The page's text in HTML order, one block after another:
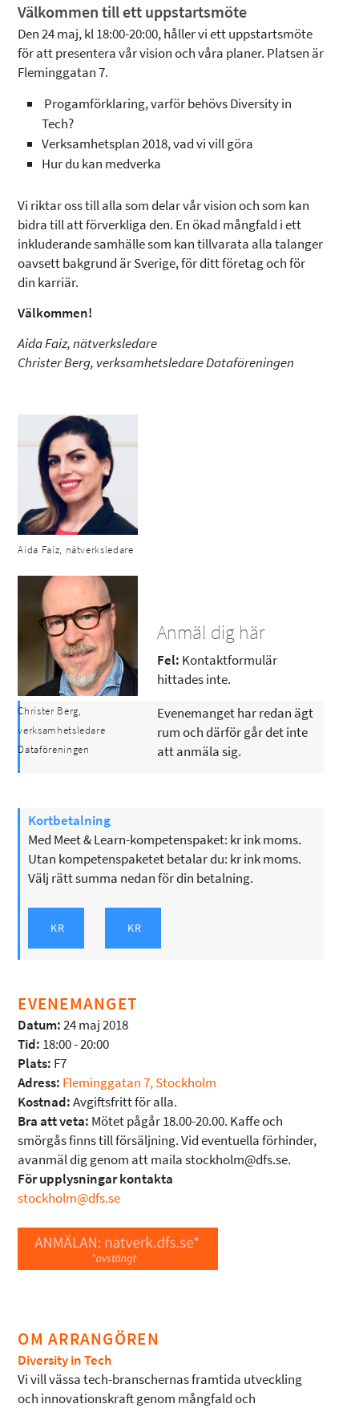
Välkommen till ett uppstartsmöte
Den 24 maj, kl 18:00-20:00, håller vi ett uppstartsmöte
för att presentera vår vision och våra planer. Platsen är
Fleminggatan 7.
Progamförklaring, varför behövs Diversity in
Tech?
Verksamhetsplan 2018, vad vi vill göra
Hur du kan medverka
Vi riktar oss till alla som delar vår vision och som kan
bidra till att förverkliga den. En ökad mångfald i ett
inkluderande samhälle som kan tillvarata alla talanger
oavsett bakgrund är Sverige, för ditt företag och för
din karriär.
Välkommen!
Aida Faiz, nätverksledare
Christer Berg, verksamhetsledare Dataföreningen
Aida Faiz, nätverksledare
Christer Berg,
verksamhetsledare
Dataföreningen
Anmäl dig här
Fel: Kontaktformulär
hittades inte.
Evenemanget har redan ägt
rum och därför går det inte
att anmäla sig.
Kortbetalning
Med Meet & Learn-kompetenspaket: kr ink moms.
Utan kompetenspaketet betalar du: kr ink moms.
Välj rätt summa nedan för din betalning.
EVENEMANGET
Datum:24 maj 2018
Tid: 18:00 - 20:00
Plats: F7
Adress: Fleminggatan 7, Stockholm
Kostnad:Avgiftsfritt för alla.
Bra att veta: Mötet pågår 18.00-20.00. Kaffe och
smörgås finns till försäljning. Vid eventuella förhinder,
avanmäl dig genom att maila stockholm@dfs.se.
För upplysningar kontakta
stockholm@dfs.se
OM ARRANGÖREN
Diversity in Tech
Vi vill vässa tech-branschernas framtida utveckling
och innovationskraft genom mångfald och